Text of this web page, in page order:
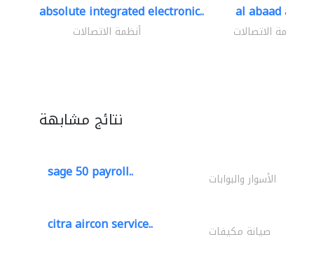
absolute integrated electronic..
أنظمة الاتصالات
al abaad al..
أنظمة الاتصالات
نتائج مشابهة
sage 50 payroll.. الأسوار والبوابات
citra aircon service.. صيانة مكيفات